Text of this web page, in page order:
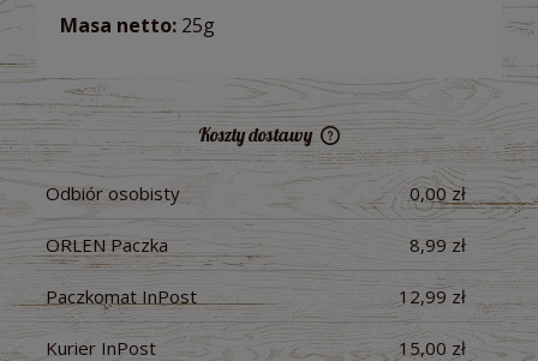
Masa netto: 25g
Koszty dostawy
Cena nie zawiera ewentualnych kosztów płatności
Odbiór osobisty 0,00 zł
ORLEN Paczka 8,99 zł
Paczkomat InPost 12,99 zł
Kurier InPost 15,00 zł